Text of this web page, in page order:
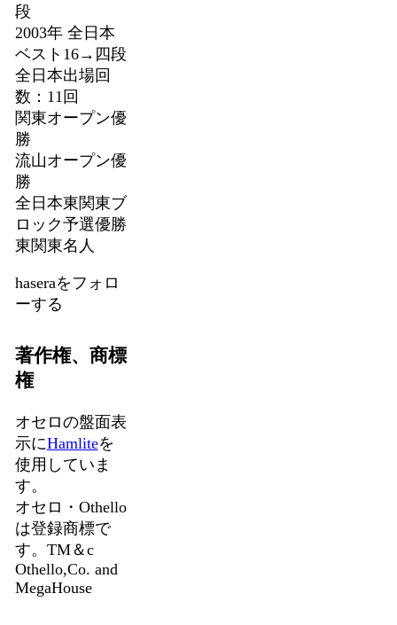
段
2003年 全日本
ベスト16→四段
全日本出場回
数：11回
関東オープン優
勝
流山オープン優
勝
全日本東関東ブ
ロック予選優勝
東関東名人
haseraをフォロ
ーする
著作権、商標
権
オセロの盤面表
示にHamliteを
使用していま
す。
オセロ・Othello
は登録商標で
す。TM＆c
Othello,Co. and
MegaHouse